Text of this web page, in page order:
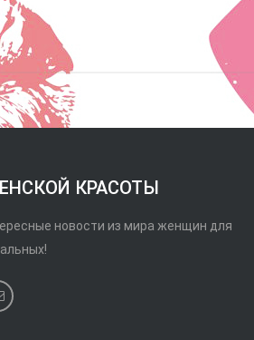
КРАСОТЫ
новости из мира женщин для